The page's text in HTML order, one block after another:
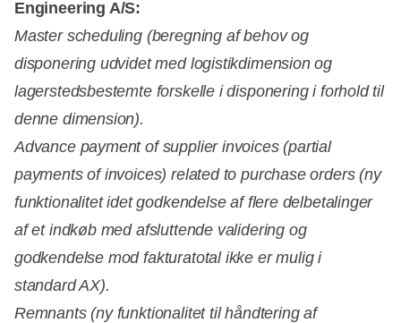
Engineering A/S:
Master scheduling (beregning af behov og
disponering udvidet med logistikdimension og
lagerstedsbestemte forskelle i disponering i forhold til
denne dimension).
Advance payment of supplier invoices (partial
payments of invoices) related to purchase orders (ny
funktionalitet idet godkendelse af flere delbetalinger
af et indkøb med afsluttende validering og
godkendelse mod fakturatotal ikke er mulig i
standard AX).
Remnants (ny funktionalitet til håndtering af